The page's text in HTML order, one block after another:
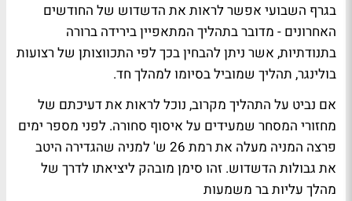
בגרף השבועי אפשר לראות את הדשדוש של החודשים
האחרונים - מדובר בתהליך המתאפיין בירידה ברורה
בתנודתיות, אשר ניתן להבחין בכך לפי התכווצותן של רצועות
בולינגר, תהליך שמוביל בסיומו למהלך חד.
אם נביט על התהליך מקרוב, נוכל לראות את דעיכתם של
מחזורי המסחר שמעידים על איסוף סחורה. לפני מספר ימים
פרצה המניה מעלה את רמת 26 ש' למניה שהגדירה היטב
את גבולות הדשדוש. זהו סימן מובהק ליציאתו לדרך של
מהלך עליות בר משמעות